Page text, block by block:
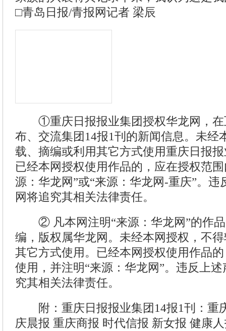
□青岛日报/青报网记者 梁辰
①重庆日报报业集团授权华龙网，在
布、交流集团14报1刊的新闻信息。未经
载、摘编或利用其它方式使用重庆日报
已经本网授权使用作品的，应在授权范
源：华龙网”或“来源：华龙网-重庆”。违
网将追究其相关法律责任。
② 凡本网注明“来源：华龙网”的作品
编，版权属华龙网。未经本网授权，不
其它方式使用。已经本网授权使用作品
使用，并注明“来源：华龙网”。违反上
究其相关法律责任。
附：重庆日报报业集团14报1刊：重
庆晨报 重庆商报 时代信报 新女报 健康